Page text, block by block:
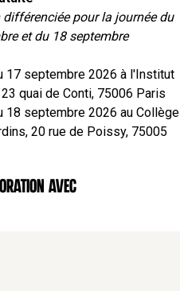
pour la journée du
et du 18 septembre
17 septembre 2026 à l'Institut
quai de Conti, 75006 Paris
18 septembre 2026 au Collège
20 rue de Poissy, 75005
AVEC